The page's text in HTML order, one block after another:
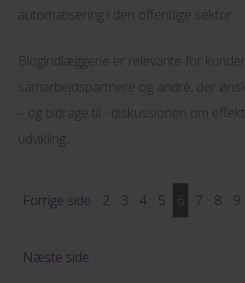
automatisering i den offentlige sektor.
Blogindlæggene er relevante for
samarbejdspartnere og andre, der
– og bidrage til - diskussionen om
udvikling.
Forrige side 2 3 4 5 6 7 8 9
Næste side